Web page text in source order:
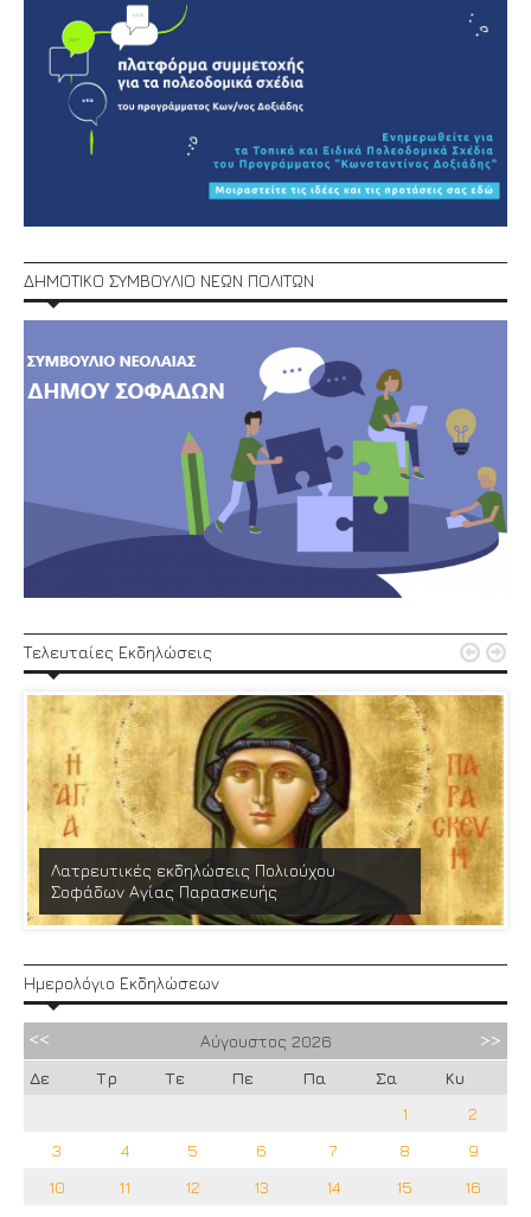
ΔΗΜΟΤΙΚΟ ΣΥΜΒΟΥΛΙΟ ΝΕΩΝ ΠΟΛΙΤΩΝ
Τελευταίες Εκδηλώσεις
Λατρευτικές εκδηλώσεις Πολιούχου
Σοφάδων Αγίας Παρασκευής
 
Ημερολόγιο Εκδηλώσεων
Αύγουστος 2026
Δε
Τρ Τε Πε Πα Σα
Κυ
1
2
3
4 5 6 7 8
9
10
11 12 13 14 15
16